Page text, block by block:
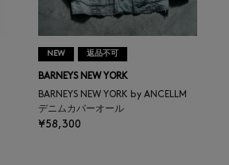
NEW 返品不可
BARNEYS NEW YORK
BARNEYS NEW YORK by ANCELLM
デニムカバーオール
¥58,300